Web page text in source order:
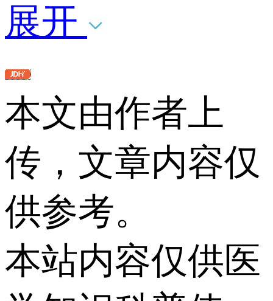
展开
本文由作者上
传，文章内容仅
供参考。
本站内容仅供医